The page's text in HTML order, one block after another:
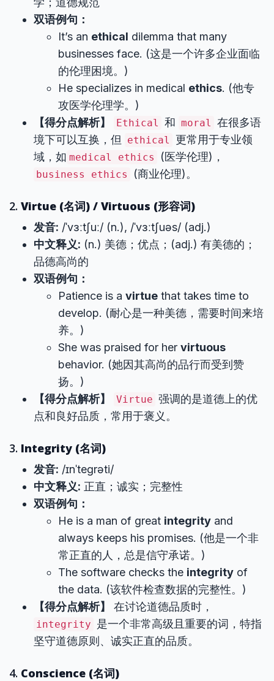
双语例句：
It’s an ethical dilemma that many
businesses face. (这是一个许多企业面临
的伦理困境。)
He specializes in medical ethics. (他专
攻医学伦理学。)
【得分点解析】
Ethical 和 moral 在很多语
境下可以互换，但
ethical
更常用于专业领
域，如 medical ethics (医学伦理)，
business ethics (商业伦理)。
2. Virtue (名词) / Virtuous (形容词)
发音: /ˈvɜːtʃuː/ (n.), /ˈvɜːtʃuəs/ (adj.)
中文释义: (n.) 美德；优点；(adj.) 有美德的；
品德高尚的
双语例句：
Patience is a virtue that takes time to
develop. (耐心是一种美德，需要时间来培
养。)
She was praised for her virtuous
behavior. (她因其高尚的品行而受到赞
扬。)
【得分点解析】
Virtue 强调的是道德上的优
点和良好品质，常用于褒义。
3. Integrity (名词)
发音: /ɪnˈteɡrəti/
中文释义: 正直；诚实；完整性
双语例句：
He is a man of great integrity and
always keeps his promises. (他是一个非
常正直的人，总是信守承诺。)
The software checks the integrity of
the data. (该软件检查数据的完整性。)
【得分点解析】
在讨论道德品质时，
integrity 是一个非常高级且重要的词，特指
坚守道德原则、诚实正直的品质。
4. Conscience (名词)